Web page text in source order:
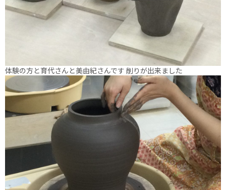
体験の方と育代さんと美由紀さんです 削りが出来ました